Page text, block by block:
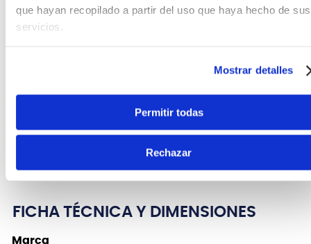
que hayan recopilado a partir del uso que haya hecho de sus
servicios.
Mostrar detalles
Permitir todas
Rechazar
Baquetas para timbal Vic Firth TMB1 17'' x
fabricadas siguiendo las instrucciones de los
mejores percusionistas latinos y con las mejores
FICHA TÉCNICA Y DIMENSIONES
Marca